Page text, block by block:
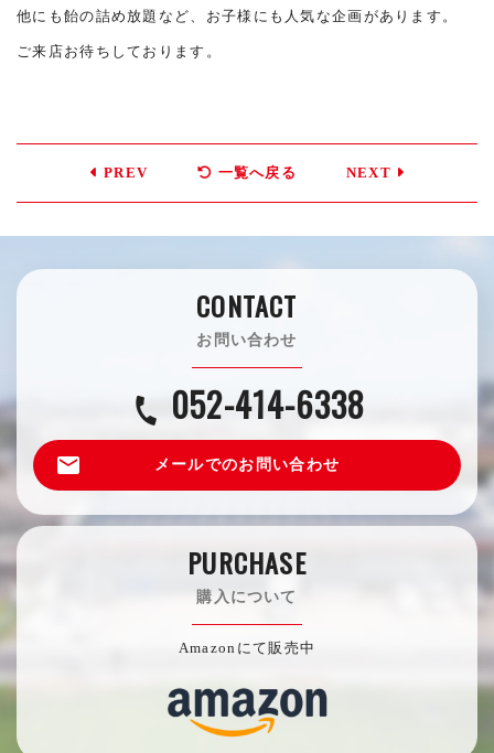
他にも飴の詰め放題など、お子様にも人気な企画があります。
ご来店お待ちしております。
PREV 一覧へ戻る NEXT
CONTACT
お問い合わせ
call 052-414-6338
email メールでのお問い合わせ
PURCHASE
購入について
Amazonにて販売中